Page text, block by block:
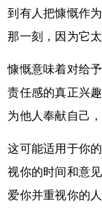
到有人把慷慨作
那一刻，因为它
慷慨意味着对给
责任感的真正兴
为他人奉献自己
这可能适用于你
视你的时间和意
爱你并重视你的